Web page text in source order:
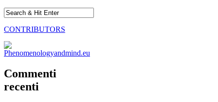
CONTRIBUTORS
Commenti
recenti